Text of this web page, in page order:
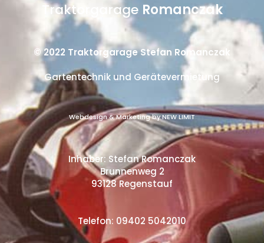
Traktorgarage Romanczak
© 2022 Traktorgarage Stefan Romanczak
Gartentechnik und Gerätevermietung
Webdesign & Marketing by NEW LIMIT
Inhaber: Stefan Romanczak
Brunnenweg 2
93128 Regenstauf
Telefon: 09402 5042010